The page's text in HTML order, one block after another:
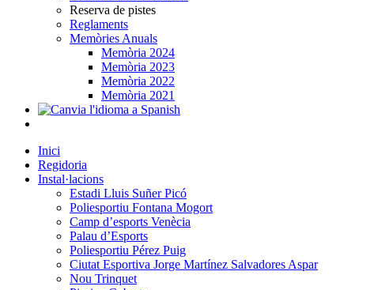
Reserva de pistes
Reglaments
Memòries Anuals
Memòria 2024
Memòria 2023
Memòria 2022
Memòria 2021
Inici
Regidoria
Instal·lacions
Estadi Lluis Suñer Picó
Poliesportiu Fontana Mogort
Camp d’esports Venècia
Palau d’Esports
Poliesportiu Pérez Puig
Ciutat Esportiva Jorge Martínez Salvadores Aspar
Nou Trinquet